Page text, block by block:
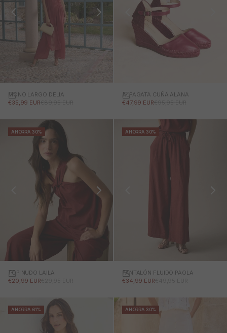
MONO LARGO DELIA
PRECIO DE OFERTA
€35,99 EURPRECIO NORMAL
€89,95 EUR
ALPAGATA CUÑA ALANA
PRECIO DE OFERTA
€47,99 EURPRECIO NORMAL
€95,95 EUR
AHORRA 30%
TOP NUDO LAILA
PRECIO DE OFERTA
€20,99 EURPRECIO NORMAL
€29,95 EUR
AHORRA 30%
PANTALÓN FLUIDO PAOLA
PRECIO DE OFERTA
€34,99 EURPRECIO NORMAL
€49,95 EUR
AHORRA 61% AHORRA 30%